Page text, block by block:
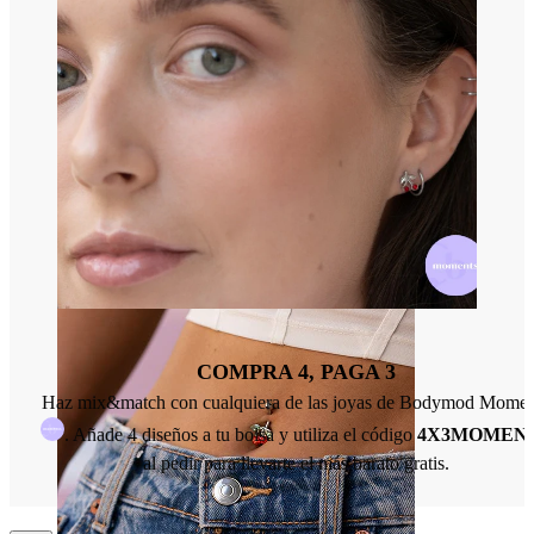
Nariz
COMPRA 4, PAGA 3
Haz mix&match con cualquiera de las joyas de Bodymod
. Añade 4 diseños a tu bolsa y utiliza el código
al pedir para llevarte el más barato gratis.